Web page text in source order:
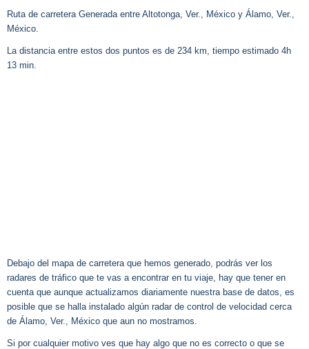
Ruta de carretera Generada entre Altotonga, Ver., México y Álamo, Ver.,
México.
La distancia entre estos dos puntos es de 234 km, tiempo estimado 4h
13 min.
Debajo del mapa de carretera que hemos generado, podrás ver los
radares de tráfico que te vas a encontrar en tu viaje, hay que tener en
cuenta que aunque actualizamos diariamente nuestra base de datos, es
posible que se halla instalado algún radar de control de velocidad cerca
de Álamo, Ver., México que aun no mostramos.
Si por cualquier motivo ves que hay algo que no es correcto o que se